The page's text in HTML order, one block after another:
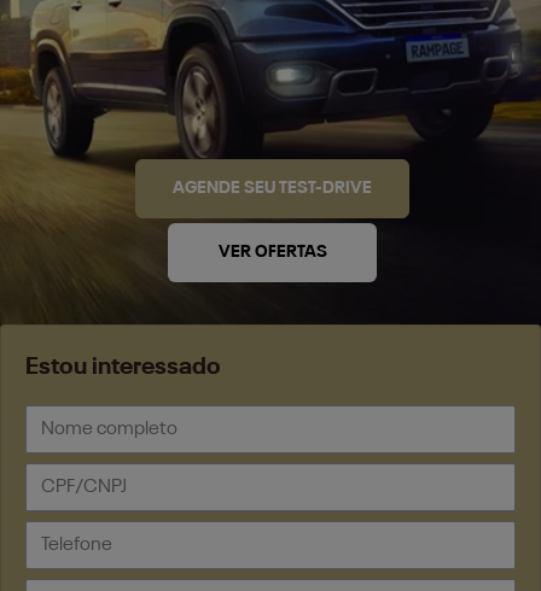
Estou interessado
AGENDE SEU TEST-DRIVE
VER OFERTAS